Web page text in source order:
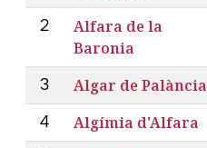
2
Alfara de la
Baronia
3 Algar de Palància
4 Algímia d'Alfara